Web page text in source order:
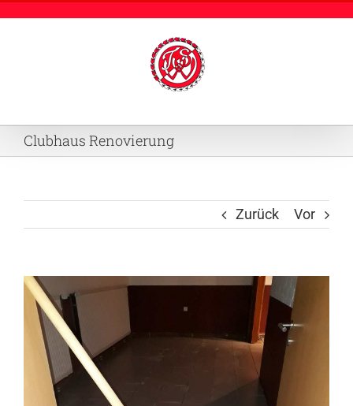
Clubhaus Renovierung
Zurück Vor
Zeige
grösseres
Bild